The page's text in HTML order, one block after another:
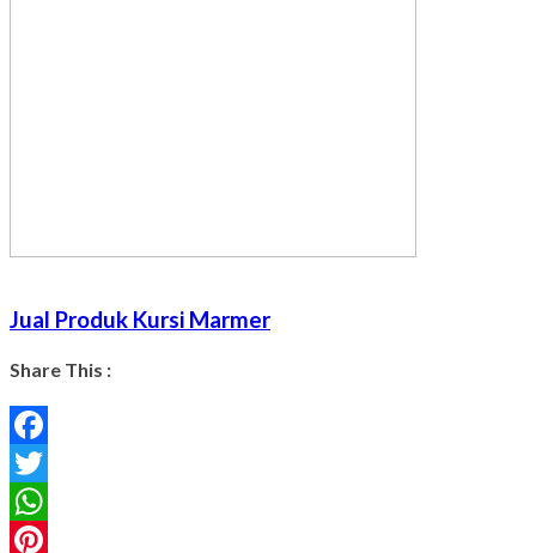
Jual Produk Kursi Marmer
Share This :
Facebook
Twitter
WhatsApp